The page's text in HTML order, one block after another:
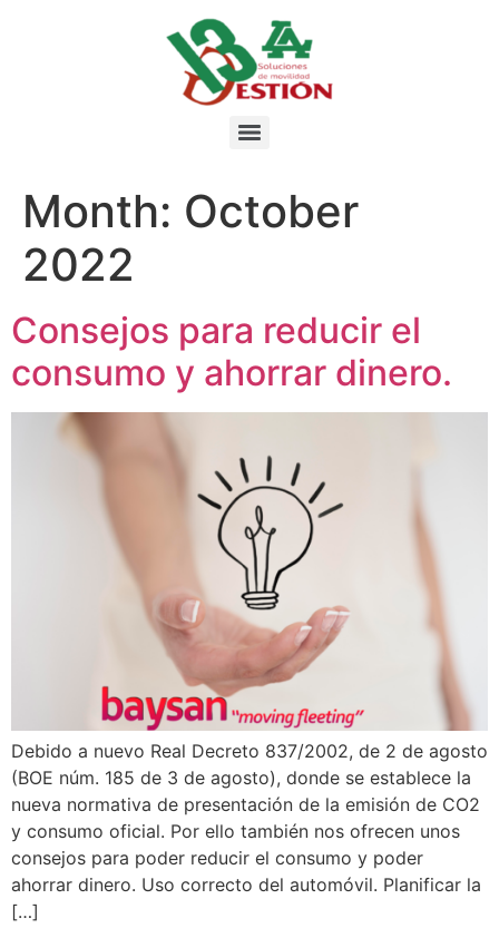
Month: October
2022
Consejos para reducir el
consumo y ahorrar dinero.
Debido a nuevo Real Decreto 837/2002, de 2 de agosto
(BOE núm. 185 de 3 de agosto), donde se establece la
nueva normativa de presentación de la emisión de CO2
y consumo oficial. Por ello también nos ofrecen unos
consejos para poder reducir el consumo y poder
ahorrar dinero. Uso correcto del automóvil. Planificar la
[…]